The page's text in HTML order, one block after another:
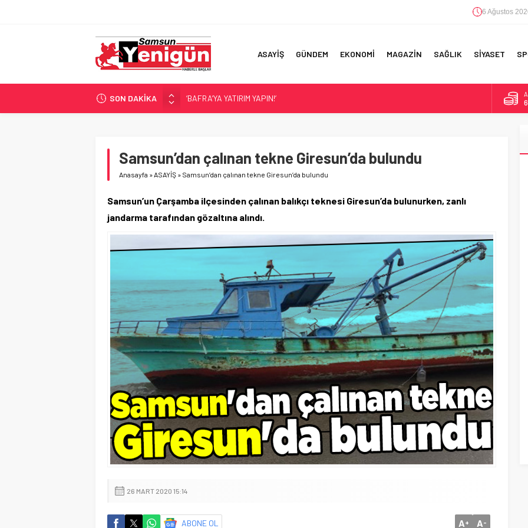
6 Ağustos
ASAYİŞ GÜNDEM EKONOMİ MAGAZİN SAĞLIK SİYASET
SON DAKİKA
‘BAFRA’YA YATIRIM YAPIN!’
İŞTE FINDIK FİYATI!
ALAÇAM’A ‘DEV’ YATIRIM!
SAMSUNSPOR’DA HEDEF 5’İNCİLİK!
Samsun’dan çalınan tekne Giresun’da bulundu
Anasayfa »ASAYİŞ » Samsun’dan çalınan tekne Giresun’da bulundu
Samsun’un Çarşamba ilçesinden çalınan balıkçı teknesi Giresun’da bulunurken, zanlı
jandarma tarafından gözaltına alındı.
26 MART 2020 15:14
ABONE OL A+ A-